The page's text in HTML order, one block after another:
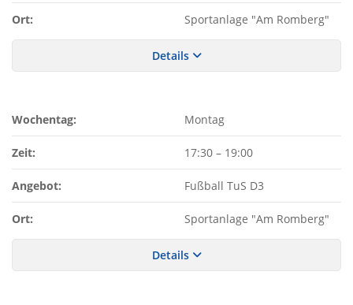
Ort: Sportanlage "Am Romberg"
Details
Wochentag: Montag
Zeit: 17:30 – 19:00
Angebot: Fußball TuS D3
Ort: Sportanlage "Am Romberg"
Details